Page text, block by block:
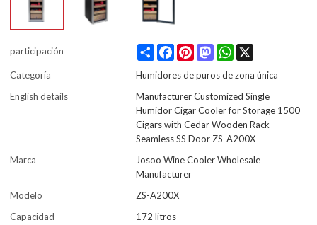
participación Share FacebookPinterestMastodonWhatsApp
Categoría
Humidores de puros de zona única
English details
Manufacturer Customized Single
Humidor Cigar Cooler for Storage 1500
Cigars with Cedar Wooden Rack
Seamless SS Door ZS-A200X
Marca
Josoo Wine Cooler Wholesale
Manufacturer
Modelo
ZS-A200X
Capacidad
172 litros